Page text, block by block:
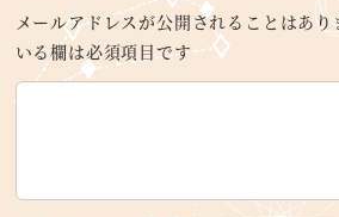
メールアドレスが公開されることはあり
いる欄は必須項目です